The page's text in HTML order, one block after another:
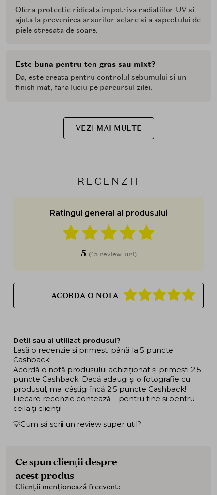
Ofera protectie ridicata impotriva radiatiilor UV si
ajuta la prevenirea arsurilor solare si a aspectului de
piele stresata de soare.
Este buna pentru ten gras sau mixt?
Da, este creata pentru controlul sebumului si un
finish mat, fara luciu pe parcursul zilei.
VEZI MAI MULTE
RECENZII
Ratingul general al produsului
5 (15 review-uri)
ACORDA O NOTA
Detii sau ai utilizat produsul?
Lasă o recenzie și primești până la 5 puncte
Cashback!
Acordă o notă produsului achiziționat și primești 2.5
puncte Cashback. Dacă adaugi și o fotografie cu
produsul, mai câștigi încă 2.5 puncte Cashback!
Fiecare recenzie contează – pentru tine și pentru
ceilalți clienți!
💡Cum să scrii un review super util?
Ce spun clienții despre
acest produs
Clienții menționează frecvent: